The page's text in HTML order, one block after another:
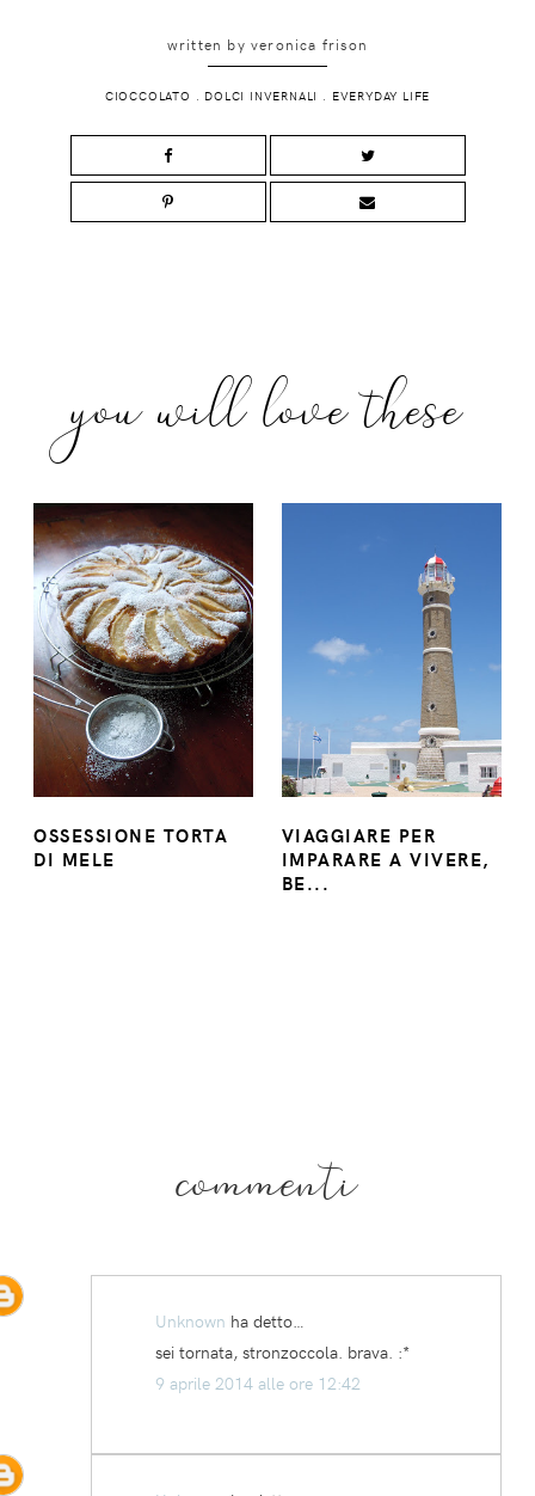
written byveronica frison
CIOCCOLATO . DOLCI INVERNALI . EVERYDAY LIFE
you will love these
OSSESSIONE TORTA
DI MELE
VIAGGIARE PER
IMPARARE A VIVERE,
BE...
commenti
Unknown ha detto…
sei tornata, stronzoccola. brava. :*
9 aprile 2014 alle ore 12:42